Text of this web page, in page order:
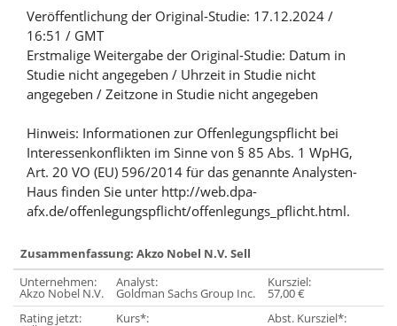
Veröffentlichung der Original-Studie: 17.12.2024 /
16:51 / GMT
Erstmalige Weitergabe der Original-Studie: Datum in
Studie nicht angegeben / Uhrzeit in Studie nicht
angegeben / Zeitzone in Studie nicht angegeben
Hinweis: Informationen zur Offenlegungspflicht bei
Interessenkonflikten im Sinne von § 85 Abs. 1 WpHG,
Art. 20 VO (EU) 596/2014 für das genannte Analysten-
Haus finden Sie unter http://web.dpa-
afx.de/offenlegungspflicht/offenlegungs_pflicht.html.
Zusammenfassung: Akzo Nobel N.V. Sell
Unternehmen:
Akzo Nobel N.V.
Analyst:
Goldman Sachs Group Inc.
Kursziel:
57,00 €
Rating jetzt:
Kurs*: Abst. Kursziel*: